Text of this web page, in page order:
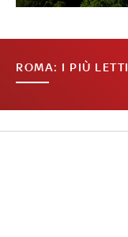
ROMA: I PIÙ LETTI